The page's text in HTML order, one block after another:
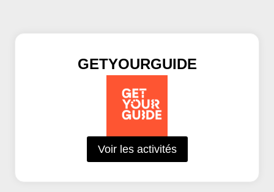
GETYOURGUIDE
Voir les activités